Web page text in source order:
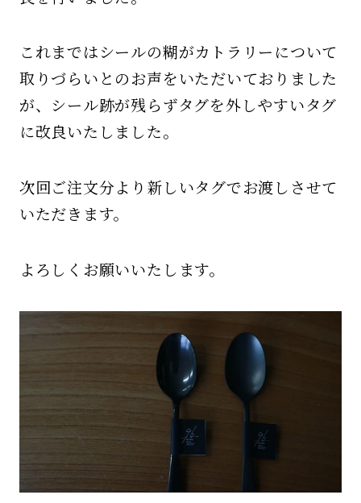
これまではシールの糊がカトラリーについて
取りづらいとのお声をいただいておりました
が、シール跡が残らずタグを外しやすいタグ
に改良いたしました。
次回ご注文分より新しいタグでお渡しさせて
いただきます。
よろしくお願いいたします。